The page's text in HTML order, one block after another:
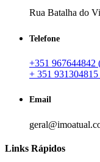
Rua Batalha do
Telefone
+351 967644842
+ 351 931304815
Email
Links Rápidos